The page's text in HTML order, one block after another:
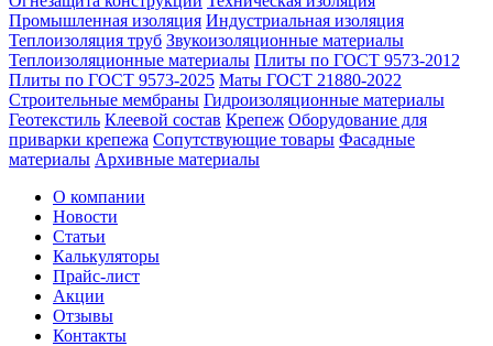
Промышленная изоляция Индустриальная изоляция
Теплоизоляция труб Звукоизоляционные материалы
Теплоизоляционные материалы Плиты по ГОСТ 9573-2012
Плиты по ГОСТ 9573-2025 Маты ГОСТ 21880-2022
Строительные мембраны Гидроизоляционные материалы
Геотекстиль Клеевой состав Крепеж Оборудование для
приварки крепежа Сопутствующие товары Фасадные
материалы Архивные материалы
О компании
Новости
Статьи
Калькуляторы
Прайс-лист
Акции
Отзывы
Контакты